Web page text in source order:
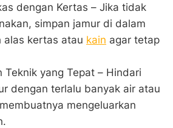
dengan Kertas – Jika tidak
simpan jamur di dalam
alas kertas atau kain agar tetap
Teknik yang Tepat – Hindari
dengan terlalu banyak air atau
mengeluarkan